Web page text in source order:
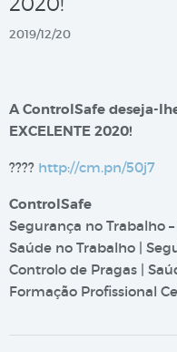
2019/12/20
A ControlSafe deseja-
EXCELENTE 2020!
???? http://cm.pn/50j7
ControlSafe
Segurança no Trabalho
Saúde no Trabalho |
Controlo de Pragas |
Formação Profissional